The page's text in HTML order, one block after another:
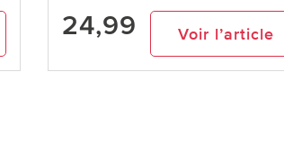
24,99 Voir l’article